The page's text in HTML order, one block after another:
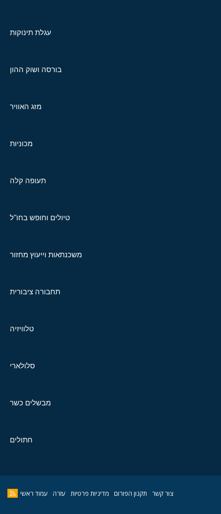
עגלת תינוקות
בורסה ושוק ההון
מזג האוויר
מכוניות
תעופה קלה
טיולים וחופש בחו"ל
משכנתאות וייעוץ מחזור
תחבורה ציבורית
טלוויזיה
סלולארי
מבשלים כשר
חתולים
צור קשר תקנון הפורום מדיניות פרטיות עזרה עמוד ראשי